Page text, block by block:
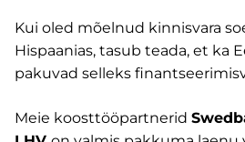
Kui oled mõelnud kinnisvara
Hispaanias, tasub teada, et ka
pakuvad selleks
Meie koosttööpartnerid